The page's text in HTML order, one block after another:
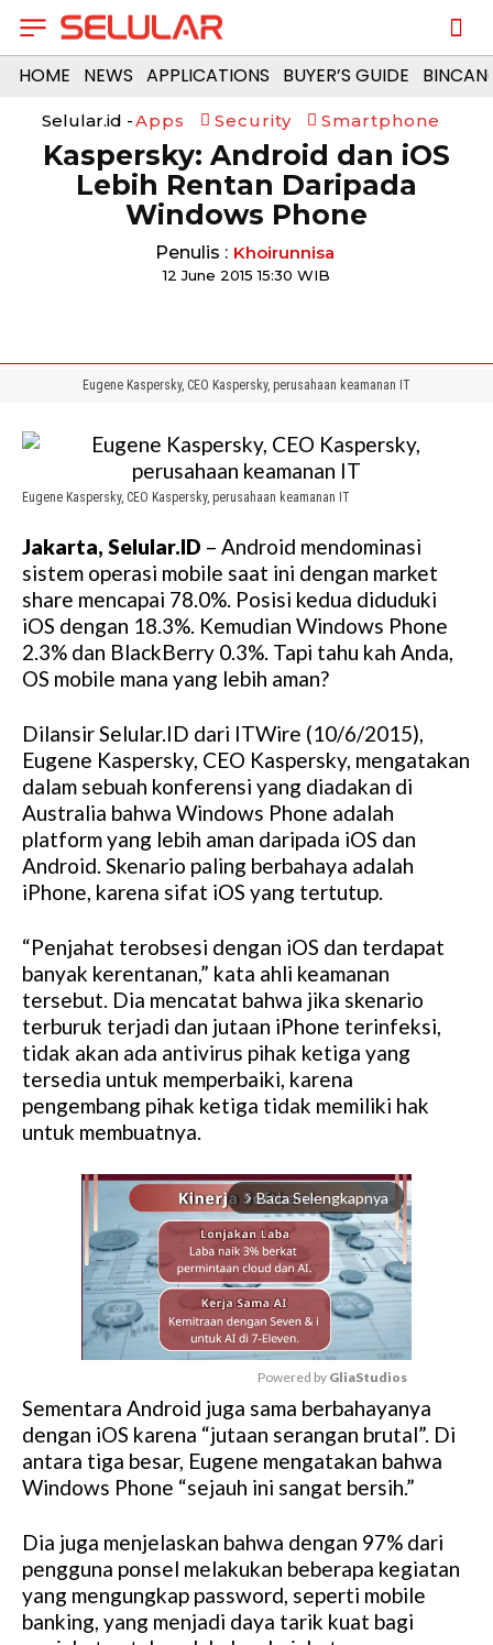
HOME NEWS APPLICATIONS BUYER’S GUIDE
Selular.id -Apps Security Smartphone
Kaspersky: Android dan iOS
Lebih Rentan Daripada
Windows Phone
Penulis : Khoirunnisa
12 June 2015 15:30 WIB
Eugene Kaspersky, CEO Kaspersky, perusahaan keamanan IT
Eugene Kaspersky, CEO Kaspersky, perusahaan keamanan IT
Jakarta, Selular.ID – Android mendominasi
sistem operasi mobile saat ini dengan market
share mencapai 78.0%. Posisi kedua diduduki
iOS dengan 18.3%. Kemudian Windows Phone
2.3% dan BlackBerry 0.3%. Tapi tahu kah Anda,
OS mobile mana yang lebih aman?
Dilansir Selular.ID dari ITWire (10/6/2015),
Eugene Kaspersky, CEO Kaspersky, mengatakan
dalam sebuah konferensi yang diadakan di
Australia bahwa Windows Phone adalah
platform yang lebih aman daripada iOS dan
Android. Skenario paling berbahaya adalah
iPhone, karena sifat iOS yang tertutup.
“Penjahat terobsesi dengan iOS dan terdapat
banyak kerentanan,” kata ahli keamanan
tersebut. Dia mencatat bahwa jika skenario
terburuk terjadi dan jutaan iPhone terinfeksi,
tidak akan ada antivirus pihak ketiga yang
tersedia untuk memperbaiki, karena
pengembang pihak ketiga tidak memiliki hak
untuk membuatnya.
arrow_forward_ios Baca Selengkapnya
M
u
t
e
Powered by GliaStudios
Sementara Android juga sama berbahayanya
dengan iOS karena “jutaan serangan brutal”. Di
antara tiga besar, Eugene mengatakan bahwa
Windows Phone “sejauh ini sangat bersih.”
Dia juga menjelaskan bahwa dengan 97% dari
pengguna ponsel melakukan beberapa kegiatan
yang mengungkap password, seperti mobile
banking, yang menjadi daya tarik kuat bagi